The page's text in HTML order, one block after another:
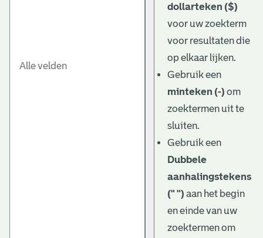
dollarteken ($)
voor uw zoekterm
voor resultaten die
op elkaar lijken.
Gebruik een
minteken (-) om
zoektermen uit te
sluiten.
Gebruik een
Dubbele
aanhalingstekens
(" ") aan het begin
en einde van uw
zoektermen om